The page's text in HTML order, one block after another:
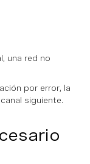
una red no
por error, la
siguiente.